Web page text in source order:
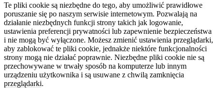
Te pliki cookie są niezbędne do tego, aby umożliwić prawidłowe
poruszanie się po naszym serwisie internetowym. Pozwalają na
działanie niezbędnych funkcji strony takich jak logowanie,
ustawienia preferencji prywatności lub zapewnienie bezpieczeństwa
i nie mogą być wyłączone. Możesz zmienić ustawienia przeglądarki,
aby zablokować te pliki cookie, jednakże niektóre funkcjonalności
strony mogą nie działać poprawnie. Niezbędne pliki cookie nie są
przechowywane w trwały sposób na komputerze lub innym
urządzeniu użytkownika i są usuwane z chwilą zamknięcia
przeglądarki.